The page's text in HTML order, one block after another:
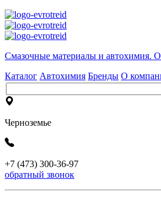
Cмазочные материалы и автохимия.
Каталог Автохимия Бренды О
Черноземье
+7 (473) 300-36-97
обратный звонок